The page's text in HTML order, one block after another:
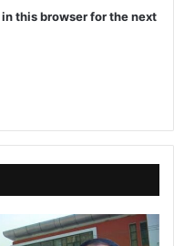
this browser for the next